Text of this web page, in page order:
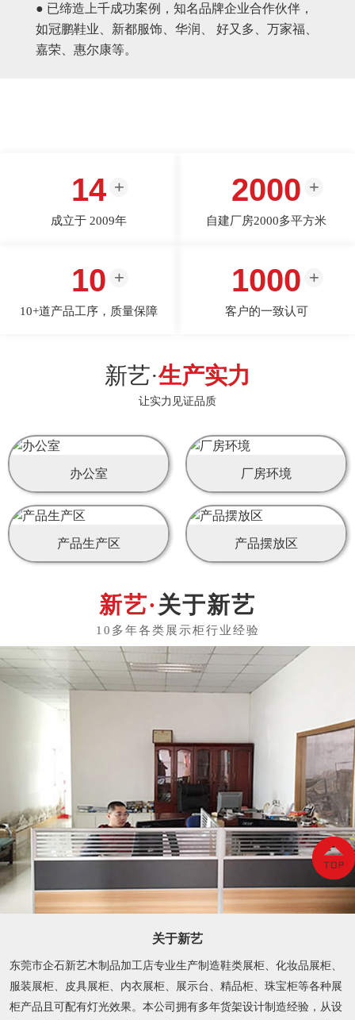
● 已缔造上千成功案例，知名品牌企业合作伙伴，
如冠鹏鞋业、新都服饰、华润、 好又多、万家福、
嘉荣、惠尔康等。
14
成立于 2009年
2000
自建厂房2000多平方米
10
10+道产品工序，质量保障
1000
客户的一致认可
新艺·生产实力
让实力见证品质
办公室 厂房环境
产品生产区 产品摆放区
关于新艺
关于新艺
东莞市企石新艺木制品加工店专业生产制造鞋类展柜、化妆品展柜、
服装展柜、皮具展柜、内衣展柜、展示台、精品柜、珠宝柜等各种展
柜产品且可配有灯光效果。本公司拥有多年货架设计制造经验，从设